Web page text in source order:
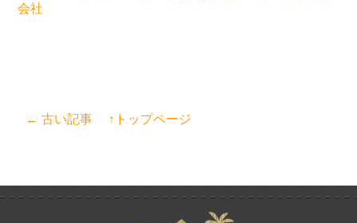
会社
← 古い記事 ↑トップページ